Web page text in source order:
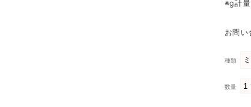
※g計
お問
種類
数量